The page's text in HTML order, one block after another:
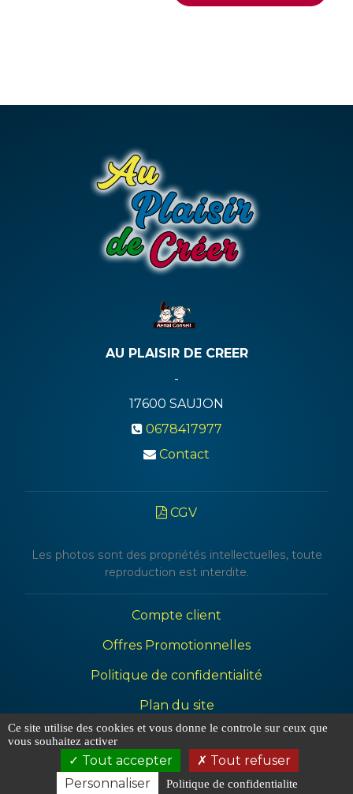
AU PLAISIR DE CREER
-
17600 SAUJON
0678417977
Contact
CGV
Les photos sont des propriétés intellectuelles, toute
reproduction est interdite.
Compte client
Offres Promotionnelles
Politique de confidentialité
Plan du site
Mentions légales
Ce site utilise des cookies et vous donne le controle sur ceux que
vous souhaitez activer
Tout accepter
Tout refuser
Personnaliser
Politique de confidentialite